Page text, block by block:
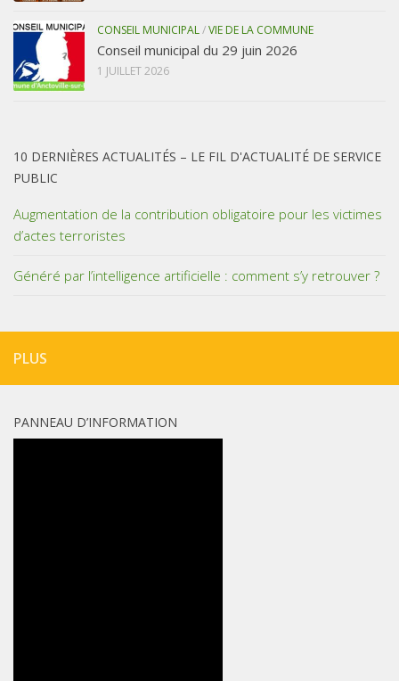
CONSEIL MUNICIPAL/VIE DE LA COMMUNE
Conseil municipal du 29 juin 2026
1 JUILLET 2026
10 DERNIÈRES ACTUALITÉS – LE FIL D'ACTUALITÉ DE SERVICE
PUBLIC
Augmentation de la contribution obligatoire pour les victimes
d’actes terroristes
Généré par l’intelligence artificielle : comment s’y retrouver ?
PLUS
PANNEAU D’INFORMATION